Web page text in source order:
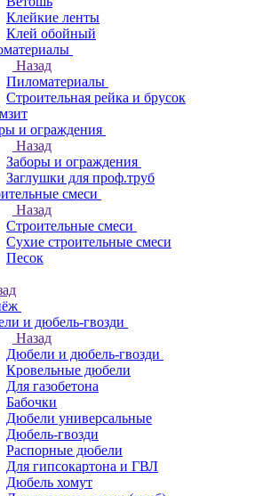
Клейкие ленты
Клей обойный
Назад
Пиломатериалы
Строительная рейка и брусок
и ограждения
Назад
Заборы и ограждения
Заглушки для проф.труб
смеси
Назад
Строительные смеси
Сухие строительные смеси
Песок
и дюбель-гвозди
Назад
Дюбели и дюбель-гвозди
Кровельные дюбели
Для газобетона
Бабочки
Дюбели универсальные
Дюбель-гвозди
Распорные дюбели
Для гипсокартона и ГВЛ
Дюбель хомут